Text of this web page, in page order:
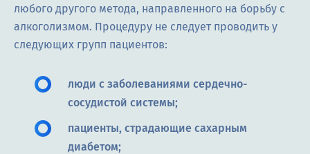
любого другого метода, направленного на борьбу с
алкоголизмом. Процедуру не следует проводить у
следующих групп пациентов:
люди с заболеваниями сердечно-
сосудистой системы;
пациенты, страдающие сахарным
диабетом;